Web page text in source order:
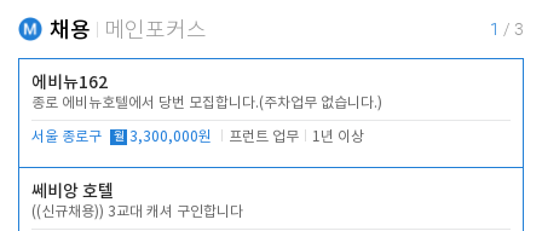
채용 메인포커스 1 / 3
에비뉴162
종로 에비뉴호텔에서 당번 모집합니다.(주차업무 없습니다.)
서울 종로구 월 3,300,000원 프런트 업무 1년 이상
쎄비앙 호텔
((신규채용)) 3교대 캐셔 구인합니다